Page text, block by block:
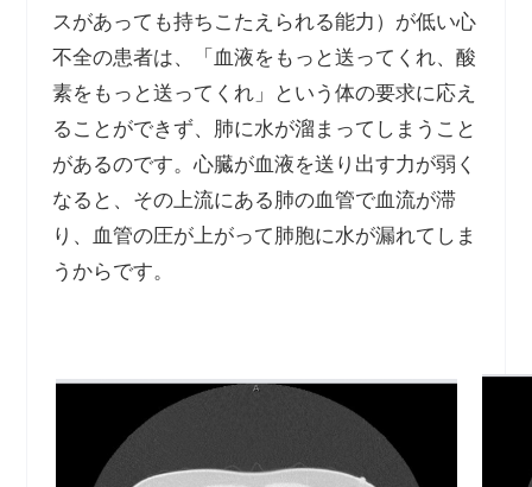
スがあっても持ちこたえられる能力）が低い心
不全の患者は、「血液をもっと送ってくれ、酸
素をもっと送ってくれ」という体の要求に応え
ることができず、肺に水が溜まってしまうこと
があるのです。心臓が血液を送り出す力が弱く
なると、その上流にある肺の血管で血流が滞
り、血管の圧が上がって肺胞に水が漏れてしま
うからです。